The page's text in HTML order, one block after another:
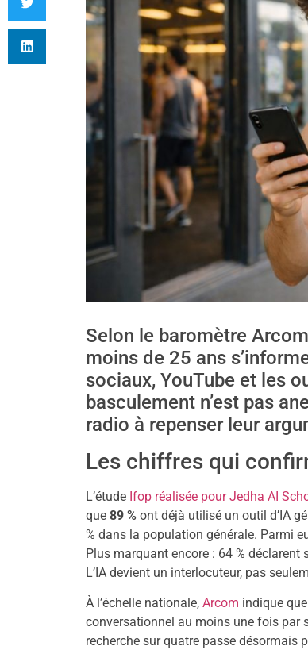
Selon le baromètre
moins de 25 ans
sociaux, YouTube et les
basculement n’est pas
radio à repenser leur
Les chiffres qui
L’étude Ifop réalisée pour Jedha AI
que 89 % ont déjà utilisé un outil d’IA
% dans la population générale. Parmi
Plus marquant encore : 64 % déclarent
L’IA devient un interlocuteur, pas
À l’échelle nationale, Arcom indique
conversationnel au moins une fois par
recherche sur quatre passe désormais